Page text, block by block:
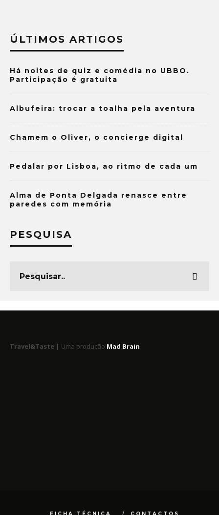
ÚLTIMOS ARTIGOS
Há noites de quiz e comédia no UBBO.
Participação é gratuita
Albufeira: trocar a toalha pela aventura
Chamem o Oliver, o concierge digital
Pedalar por Lisboa, ao ritmo de cada um
Alma de Ponta Delgada renasce entre
paredes com memória
PESQUISA
Travel&Taste | Uma produção Mad Brain